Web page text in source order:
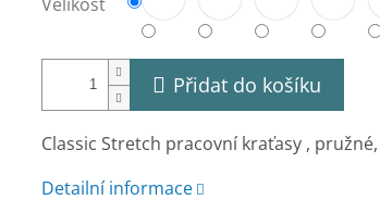
Přidat do košíku
Classic Stretch pracovní kraťasy ,
Detailní informace